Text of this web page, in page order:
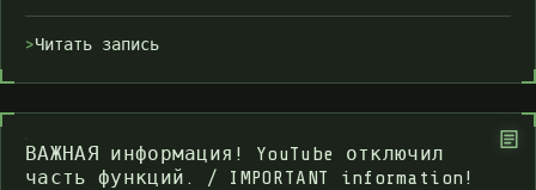
Читать запись
ВАЖНАЯ информация! YouTube отключил
часть функций. / IMPORTANT information!